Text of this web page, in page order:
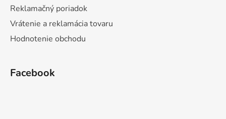
Reklamačný poriadok
Vrátenie a reklamácia tovaru
Hodnotenie obchodu
Facebook